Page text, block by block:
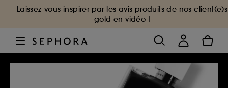
Laissez-vous inspirer par les avis produits de nos client(e)s
gold en vidéo !